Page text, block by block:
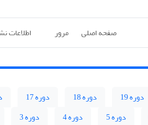
صفحه اصلی مرور اطلاعات
دوره 19 دوره 18 دوره 17
دوره 5 دوره 4 دوره 3